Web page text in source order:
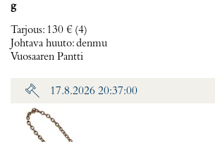
g
Tarjous: 130 € (4)
Johtava huuto:denmu
Vuosaaren Pantti
17.8.2026 20:37:00